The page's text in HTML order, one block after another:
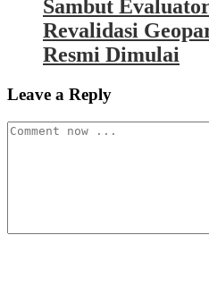
Sambut
Revalidasi
Resmi Dimulai
Leave a Reply